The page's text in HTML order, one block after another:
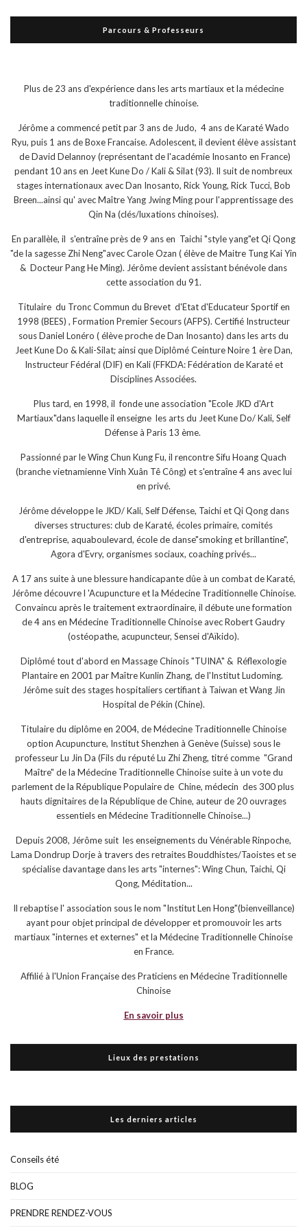
Parcours & Professeurs
Plus de 23 ans d'expérience dans les arts martiaux et la médecine
traditionnelle chinoise.
Jérôme a commencé petit par 3 ans de Judo, 4 ans de Karaté Wado
Ryu, puis 1 ans de Boxe Francaise. Adolescent, il devient élève assistant
de David Delannoy (représentant de l'académie Inosanto en France)
pendant 10 ans en Jeet Kune Do / Kali & Silat (93). Il suit de nombreux
stages internationaux avec Dan Inosanto, Rick Young, Rick Tucci, Bob
Breen...ainsi qu' avec Maître Yang Jwing Ming pour l'apprentissage des
Qin Na (clés/luxations chinoises).
En parallèle, il s'entraîne près de 9 ans en Taichi "style yang"et Qi Qong
"de la sagesse Zhi Neng"avec Carole Ozan ( élève de Maitre Tung Kai Yin
& Docteur Pang He Ming). Jérôme devient assistant bénévole dans
cette association du 91.
Titulaire du Tronc Commun du Brevet d'Etat d'Educateur Sportif en
1998 (BEES) , Formation Premier Secours (AFPS). Certifié Instructeur
sous Daniel Lonéro ( élève proche de Dan Inosanto) dans les arts du
Jeet Kune Do & Kali-Silat; ainsi que Diplômé Ceinture Noire 1 ère Dan,
Instructeur Fédéral (DIF) en Kali (FFKDA: Fédération de Karaté et
Disciplines Associées.
Plus tard, en 1998, il fonde une association "Ecole JKD d'Art
Martiaux"dans laquelle il enseigne les arts du Jeet Kune Do/ Kali, Self
Défense à Paris 13 ème.
Passionné par le Wing Chun Kung Fu, il rencontre Sifu Hoang Quach
(branche vietnamienne Vinh Xuân Tê Công) et s'entraîne 4 ans avec lui
en privé.
Jérôme développe le JKD/ Kali, Self Défense, Taichi et Qi Qong dans
diverses structures: club de Karaté, écoles primaire, comités
d'entreprise, aquaboulevard, école de danse"smoking et brillantine",
Agora d'Evry, organismes sociaux, coaching privés...
A 17 ans suite à une blessure handicapante dûe à un combat de Karaté,
Jérôme découvre l 'Acupuncture et la Médecine Traditionnelle Chinoise.
Convaincu après le traitement extraordinaire, il débute une formation
de 4 ans en Médecine Traditionnelle Chinoise avec Robert Gaudry
(ostéopathe, acupuncteur, Sensei d'Aïkido).
Diplômé tout d'abord en Massage Chinois "TUINA" & Réflexologie
Plantaire en 2001 par Maître Kunlin Zhang, de l'Institut Ludoming.
Jérôme suit des stages hospitaliers certifiant à Taiwan et Wang Jin
Hospital de Pékin (Chine).
Titulaire du diplôme en 2004, de Médecine Traditionnelle Chinoise
option Acupuncture, Institut Shenzhen à Genève (Suisse) sous le
professeur Lu Jin Da (Fils du réputé Lu Zhi Zheng, titré comme "Grand
Maître" de la Médecine Traditionnelle Chinoise suite à un vote du
parlement de la République Populaire de Chine, médecin des 300 plus
hauts dignitaires de la République de Chine, auteur de 20 ouvrages
essentiels en Médecine Traditionnelle Chinoise...)
Depuis 2008, Jérôme suit les enseignements du Vénérable Rinpoche,
Lama Dondrup Dorje à travers des retraites Bouddhistes/Taoistes et se
spécialise davantage dans les arts "internes": Wing Chun, Taichi, Qi
Qong, Méditation...
Il rebaptise l' association sous le nom "Institut Len Hong"(bienveillance)
ayant pour objet principal de développer et promouvoir les arts
martiaux "internes et externes" et la Médecine Traditionnelle Chinoise
en France.
Affilié à l'Union Française des Praticiens en Médecine Traditionnelle
Chinoise
En savoir plus
Lieux des prestations
Les derniers articles
Conseils été
BLOG
PRENDRE RENDEZ-VOUS